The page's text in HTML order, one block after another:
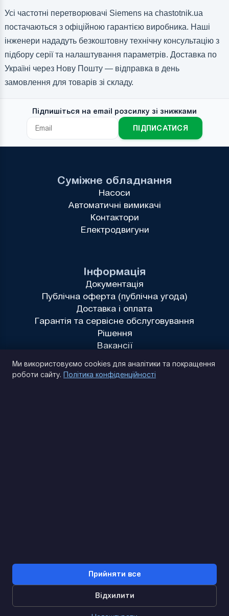
Усі частотні перетворювачі Siemens на chastotnik.ua
постачаються з офіційною гарантією виробника. Наші
інженери нададуть безкоштовну технічну консультацію з
підбору серії та налаштування параметрів. Доставка по
Україні через Нову Пошту — відправка в день
замовлення для товарів зі складу.
Підпишіться на email розсилку зі знижками
ПІДПИСАТИСЯ
Інформація
Документація
Публічна оферта (публічна угода)
Доставка і оплата
Гарантія та сервісне обслуговування
Рішення
Вакансії
Суміжне обладнання
Насоси
Автоматичні вимикачі
Контактори
Електродвигуни
Ми використовуємо cookies для аналітики та покращення
роботи сайту. Політика конфіденційності
Прийняти все
Відхилити